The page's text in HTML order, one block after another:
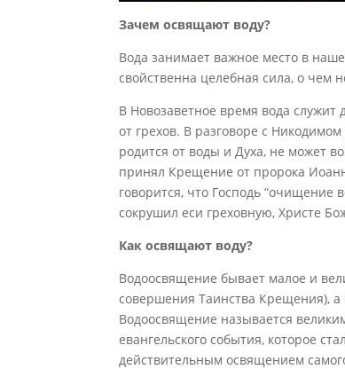
Зачем освящают воду?
Вода занимает важное место в
свойственна целебная сила, о чем
В Новозаветное время вода
от грехов. В разговоре с
родится от воды и Духа, не может
принял Крещение от пророка
говорится, что Господь “очищение
сокрушил еси греховную, Христе
Как освящают воду?
Водоосвящение бывает малое и
совершения Таинства Крещения),
Водоосвящение называется
евангельского события, которое
действительным освящением